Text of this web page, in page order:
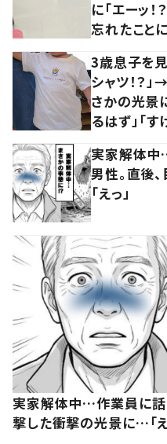
に「エーッ！
忘れたこと
3歳息子を
シャツ！？
さかの光景
るはず」「す
実家解体中
男性。直後
「えっ」
実家解体中…作業員に話
撃した衝撃の光景に…「え